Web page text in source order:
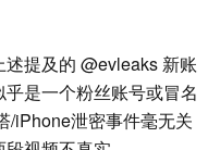
提及的 @evleaks 新账
是一个粉丝账号或冒名
/iPhone泄密事件毫无关